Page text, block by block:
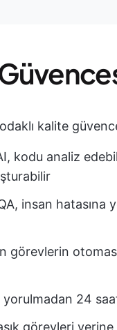
kalite
kodu analiz
insan hatasına
görevlerin
yorulmadan 24
görevleri